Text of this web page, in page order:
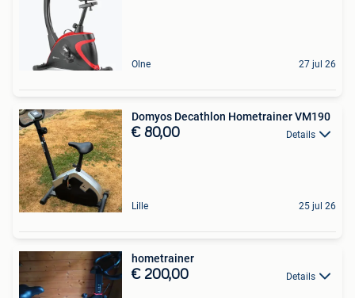
Olne 27 jul 26
Domyos Decathlon Hometrainer VM190
€ 80,00 Details
Lille 25 jul 26
hometrainer
€ 200,00 Details